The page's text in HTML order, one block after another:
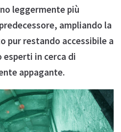
leggermente più
ampliando la
pur restando accessibile a
in cerca di
appagante.